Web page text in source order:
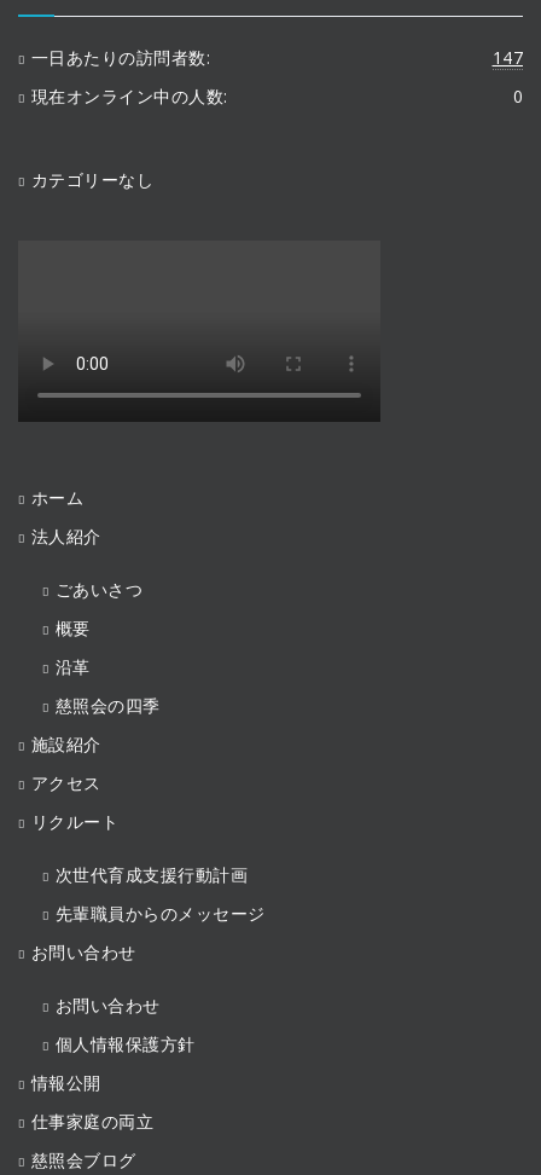
147
一日あたりの訪問者数:
0
現在オンライン中の人数:
カテゴリーなし
ホーム
法人紹介
ごあいさつ
概要
沿革
慈照会の四季
施設紹介
アクセス
リクルート
次世代育成支援行動計画
先輩職員からのメッセージ
お問い合わせ
お問い合わせ
個人情報保護方針
情報公開
仕事家庭の両立
慈照会ブログ